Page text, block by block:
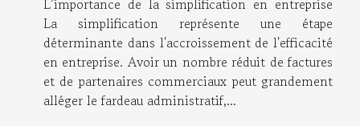
L’importance de la simplification en entreprise
La simplification représente une étape
déterminante dans l'accroissement de l'efficacité
en entreprise. Avoir un nombre réduit de factures
et de partenaires commerciaux peut grandement
alléger le fardeau administratif,...